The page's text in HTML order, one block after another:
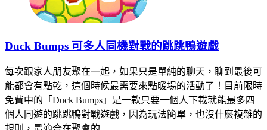
Duck Bumps 可多人同機對戰的跳跳鴨遊戲
每次跟家人朋友聚在一起，如果只是單純的聊天，聊到最後可
能都會有點乾，這個時候最需要來點暖場的活動了！目前限時
免費中的「Duck Bumps」是一款只要一個人下載就能最多四
個人同遊的跳跳鴨對戰遊戲，因為玩法簡單，也沒什麼複雜的